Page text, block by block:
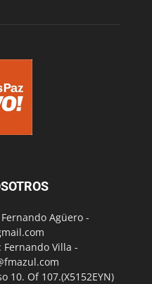
Agüero -
Villa -
10. Of 107.(X5152EYN)